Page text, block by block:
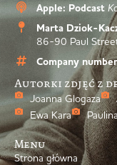
Apple: Podcast
Marta Dziok-
86-90 Paul
Company
Autorki zdjęć z
Joanna Glogaza
Ewa Kara
Menu
Strona główna